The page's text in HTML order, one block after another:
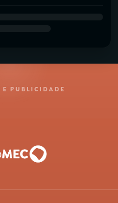
E PUBLICIDADE